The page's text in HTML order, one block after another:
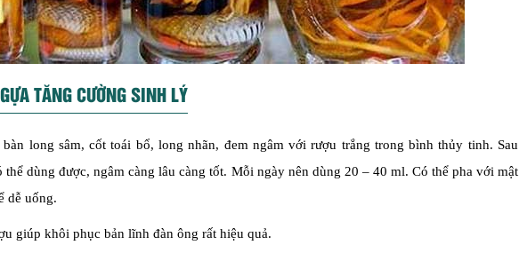
TĂNG CƯỜNG SINH LÝ
bàn long sâm, cốt toái bổ, long nhãn, đem ngâm với rượu trắng trong bình thủy tinh. Sau
thể dùng được, ngâm càng lâu càng tốt. Mỗi ngày nên dùng 20 – 40 ml. Có thể pha với mật
dễ uống.
giúp khôi phục bản lĩnh đàn ông rất hiệu quả.